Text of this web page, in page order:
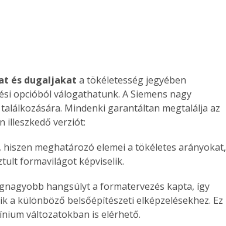
és dugaljakat a tökéletesség jegyében
opcióból válogathatunk. A Siemens nagy
Mindenki garantáltan megtalálja az
illeszkedő verziót:
hiszen meghatározó elemei a tökéletes arányokat,
formavilágot képviselik.
hangsúlyt a formatervezés kapta, így
a különböző belsőépítészeti elképzelésekhez. Ez
változatokban is elérhető.